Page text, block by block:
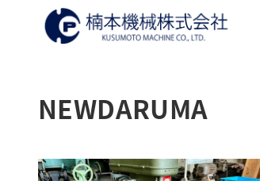
NEWDARUMA